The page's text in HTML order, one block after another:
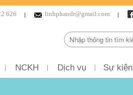
linhphandr@gmail.com
626
NCKH Dịch vụ Sự kiện